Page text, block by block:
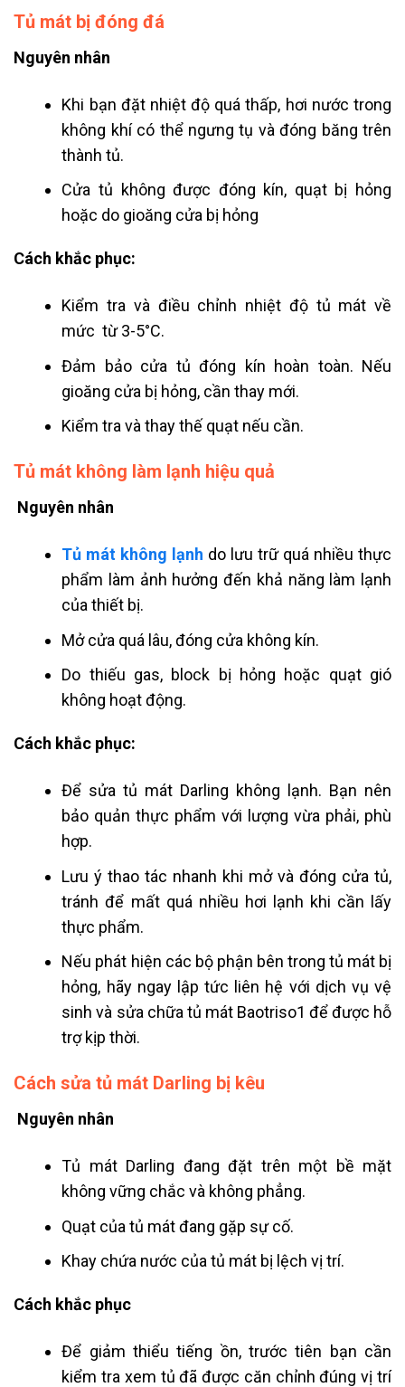
Tủ mát bị đóng đá
Nguyên nhân
Khi bạn đặt nhiệt độ quá thấp, hơi nước trong
không khí có thể ngưng tụ và đóng băng trên
thành tủ.
Cửa tủ không được đóng kín, quạt bị hỏng
hoặc do gioăng cửa bị hỏng
Cách khắc phục:
Kiểm tra và điều chỉnh nhiệt độ tủ mát về
mức từ 3-5°C.
Đảm bảo cửa tủ đóng kín hoàn toàn. Nếu
gioăng cửa bị hỏng, cần thay mới.
Kiểm tra và thay thế quạt nếu cần.
Tủ mát không làm lạnh hiệu quả
Nguyên nhân
Tủ mát không lạnh do lưu trữ quá nhiều thực
phẩm làm ảnh hưởng đến khả năng làm lạnh
của thiết bị.
Mở cửa quá lâu, đóng cửa không kín.
Do thiếu gas, block bị hỏng hoặc quạt gió
không hoạt động.
Cách khắc phục:
Để sửa tủ mát Darling không lạnh. Bạn nên
bảo quản thực phẩm với lượng vừa phải, phù
hợp.
Lưu ý thao tác nhanh khi mở và đóng cửa tủ,
tránh để mất quá nhiều hơi lạnh khi cần lấy
thực phẩm.
Nếu phát hiện các bộ phận bên trong tủ mát bị
hỏng, hãy ngay lập tức liên hệ với dịch vụ vệ
sinh và sửa chữa tủ mát Baotriso1 để được hỗ
trợ kịp thời.
Cách sửa tủ mát Darling bị kêu
Nguyên nhân
Tủ mát Darling đang đặt trên một bề mặt
không vững chắc và không phẳng.
Quạt của tủ mát đang gặp sự cố.
Khay chứa nước của tủ mát bị lệch vị trí.
Cách khắc phục
Để giảm thiểu tiếng ồn, trước tiên bạn cần
kiểm tra xem tủ đã được căn chỉnh đúng vị trí